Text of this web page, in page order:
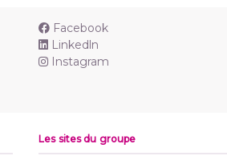
Facebook
Linkedln
Instagram
Les sites du groupe